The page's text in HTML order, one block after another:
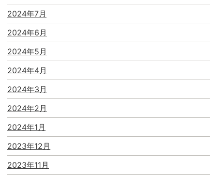
2024年7月
2024年6月
2024年5月
2024年4月
2024年3月
2024年2月
2024年1月
2023年12月
2023年11月